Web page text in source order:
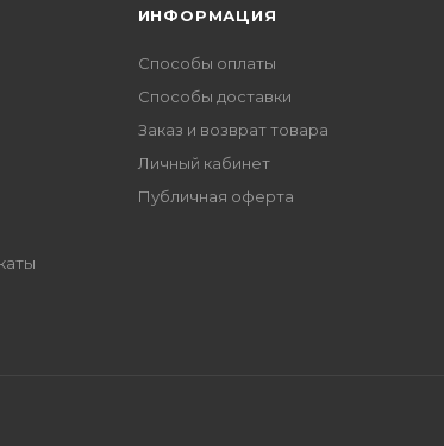
ИНФОРМАЦИЯ
Способы оплаты
Способы доставки
Заказ и возврат товара
Личный кабинет
Публичная оферта